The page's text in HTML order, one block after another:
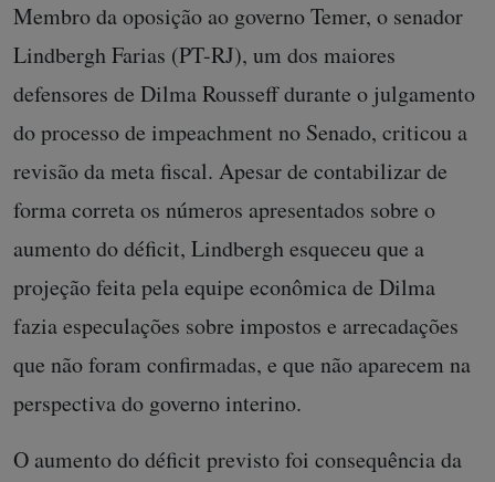
Membro da oposição ao governo Temer, o senador
Lindbergh Farias (PT-RJ), um dos maiores
defensores de Dilma Rousseff durante o julgamento
do processo de impeachment no Senado, criticou a
revisão da meta fiscal. Apesar de contabilizar de
forma correta os números apresentados sobre o
aumento do déficit, Lindbergh esqueceu que a
projeção feita pela equipe econômica de Dilma
fazia especulações sobre impostos e arrecadações
que não foram confirmadas, e que não aparecem na
perspectiva do governo interino.
O aumento do déficit previsto foi consequência da